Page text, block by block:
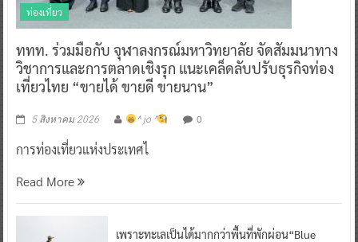
ท่องเที่ยว
ททท. ร่วมมือกับ จุฬาลงกรณ์มหาวิทยาลัย จัดสัมมนาทาง
วิชาการและการตลาดเชิงรุก แนะเคล็ดลับปรับธุรกิจท่อง
เที่ยวไทย “ขายได้ ขายดี ขายนาน”
5 สิงหาคม 2026 ^ jo ^ 0
การท่องเที่ยวแห่งประเทศไ
Read More
เพราะทะเลเป็นได้มากกว่าพื้นที่พักผ่อน“Blue